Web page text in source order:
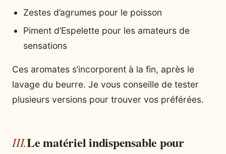
Zestes d’agrumes pour le poisson
Piment d’Espelette pour les amateurs de
sensations
Ces aromates s’incorporent à la fin, après le
lavage du beurre. Je vous conseille de tester
plusieurs versions pour trouver vos préférées.
Le matériel indispensable pour